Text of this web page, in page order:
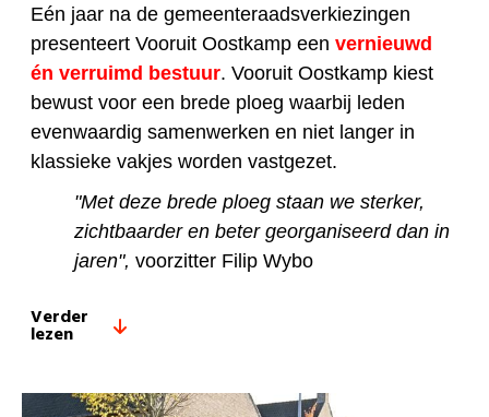
Eén jaar na de gemeenteraadsverkiezingen
presenteert Vooruit Oostkamp een vernieuwd
én verruimd bestuur. Vooruit Oostkamp kiest
bewust voor een brede ploeg waarbij leden
evenwaardig samenwerken en niet langer in
klassieke vakjes worden vastgezet.
"Met deze brede ploeg staan we sterker,
zichtbaarder en beter georganiseerd dan in
jaren", voorzitter Filip Wybo
Verder
lezen